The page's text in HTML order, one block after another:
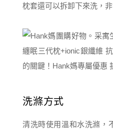
枕套還可以拆卸下來洗，非
洗滌方式
清洗時使用溫和水洗滌，